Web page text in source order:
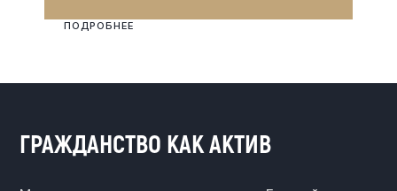
ПОДРОБНЕЕ
ГРАЖДАНСТВО КАК АКТИВ